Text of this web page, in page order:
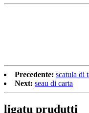
Precedente: scatula di
Next: seau di carta
ligatu prudutti